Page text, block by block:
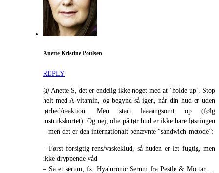
Anette Kristine Poulsen
REPLY
@ Anette S, det er endelig ikke noget med at ‘holde up’. Stop
helt med A-vitamin, og begynd så igen, når din hud er uden
tørhed/reaktion. Men start laaaangsomt op (følg
instrukskortet). Og nej, olie på tør hud er ikke bare løsningen
– men det er den internationalt benævnte “sandwich-metode”:
– Først forsigtig rens/vaskeklud, så huden er let fugtig, men
ikke dryppende våd
– Så et serum, fx. Hyaluronic Serum fra Pestle & Mortar …